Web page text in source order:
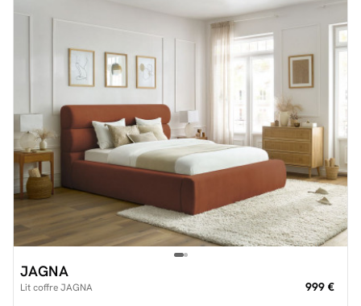
JAGNA
Lit coffre JAGNA 999 €